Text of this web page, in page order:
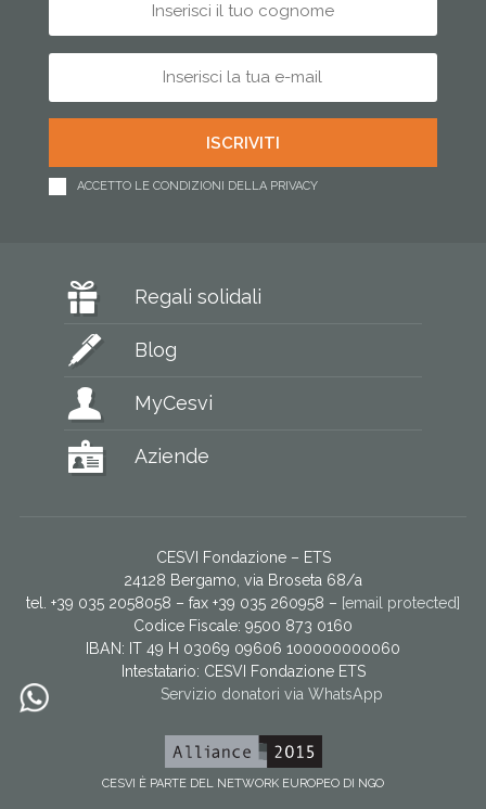
ACCETTO LE CONDIZIONI DELLA PRIVACY
Regali solidali
Blog
MyCesvi
Aziende
CESVI Fondazione – ETS
24128 Bergamo, via Broseta 68/a
tel. +39 035 2058058 – fax +39 035 260958 – [email protected]
Codice Fiscale: 9500 873 0160
IBAN: IT 49 H 03069 09606 100000000060
Intestatario: CESVI Fondazione ETS
Servizio donatori via WhatsApp
CESVI È PARTE DEL NETWORK EUROPEO DI NGO